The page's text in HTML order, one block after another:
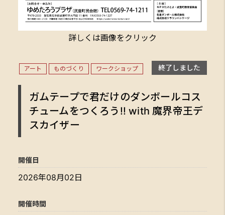
詳しくは画像をクリック
アート ものづくり ワークショップ 終了しました
ガムテープで君だけのダンボールコス
チュームをつくろう!! with 魔界帝王デ
スカイザー
開催日
2026年08月02日
開催時間